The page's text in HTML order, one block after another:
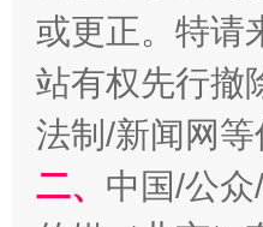
或更正。特请
站有权先行撤
法制/新闻网
二、 中国/公